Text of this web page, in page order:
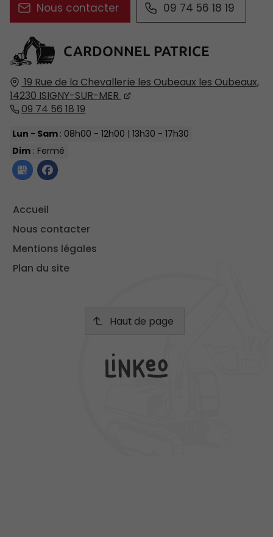
CARDONNEL PATRICE
19 Rue de la Chevallerie les Oubeaux les Oubeaux,
14230 ISIGNY-SUR-MER
09 74 56 18 19
Lun - Sam : 08h00 - 12h00 | 13h30 - 17h30
Dim : Fermé
Accueil
Nous contacter
Mentions légales
Plan du site
Nous contacter 09 74 56 18 19
Haut de page